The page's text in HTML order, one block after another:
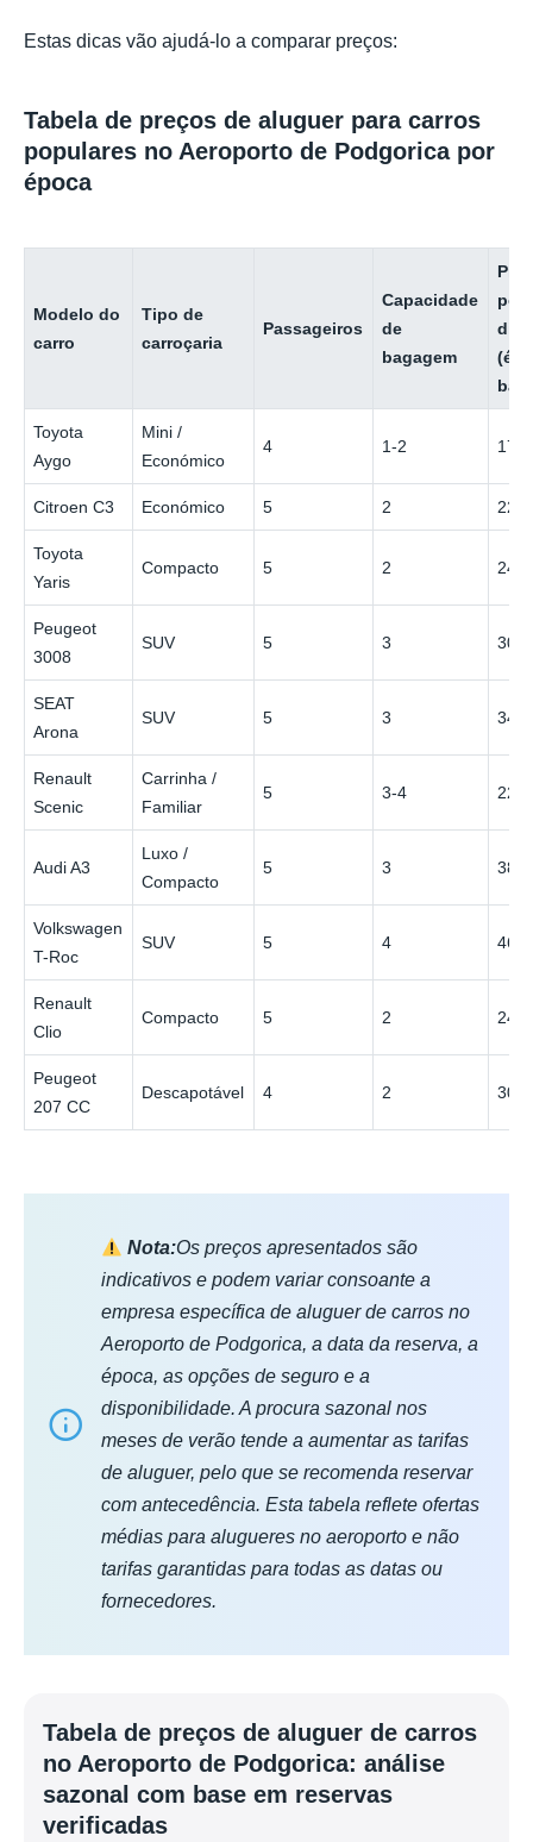
Estas dicas vão ajudá-lo a comparar preços:
Tabela de preços de aluguer para carros
populares no Aeroporto de Podgorica por
época
Modelo do
carro
Tipo de
carroçaria
Passageiros
Capacidade
de
bagagem
por
dia
Toyota
Aygo
Mini /
Económico
4 1-2 17 €
Citroen C3 Económico 5 2 22 €
Toyota
Yaris
Compacto 5 2 24 €
Peugeot
3008
SUV 5 3 30 €
SEAT
Arona
SUV 5 3 34 €
Renault
Scenic
Carrinha /
Familiar
5 3-4 22 €
Audi A3
Luxo /
Compacto
5 3 38 €
Volkswagen
T-Roc
SUV 5 4 46 €
Renault
Clio
Compacto 5 2 24 €
Peugeot
207 CC
Descapotável 4 2 30 €
Nota:Os preços apresentados são
indicativos e podem variar consoante a
empresa específica de aluguer de carros no
Aeroporto de Podgorica, a data da reserva, a
época, as opções de seguro e a
disponibilidade. A procura sazonal nos
meses de verão tende a aumentar as tarifas
de aluguer, pelo que se recomenda reservar
com antecedência. Esta tabela reflete ofertas
médias para alugueres no aeroporto e não
tarifas garantidas para todas as datas ou
fornecedores.
Tabela de preços de aluguer de carros
no Aeroporto de Podgorica: análise
sazonal com base em reservas
verificadas